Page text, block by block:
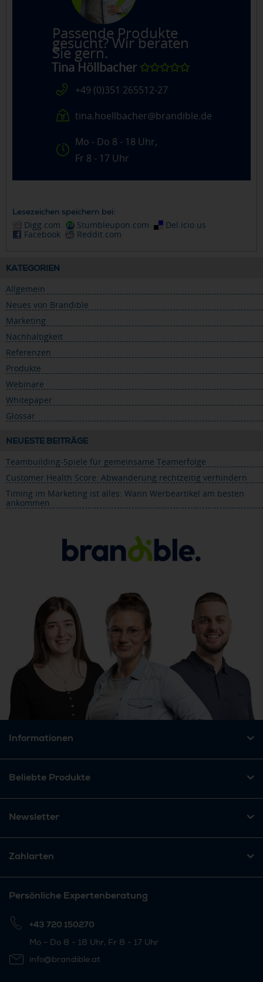
Passende Produkte
gesucht? Wir beraten
Sie gern.
Tina Höllbacher✩✩✩✩✩
+49 (0)351 265512-27
tina.hoellbacher@brandible.de
Mo - Do 8 - 18 Uhr,
Fr 8 - 17 Uhr
Lesezeichen speichern bei:
Digg.com Stumbleupon.com
Del.icio.us
Facebook
Reddit.com
KATEGORIEN
Allgemein
Neues von Brandible
Marketing
Nachhaltigkeit
Referenzen
Produkte
Webinare
Whitepaper
Glossar
NEUESTE BEITRÄGE
Teambuilding-Spiele für gemeinsame Teamerfolge
Customer Health Score: Abwanderung rechtzeitig verhindern
Timing im Marketing ist alles: Wann Werbeartikel am besten
ankommen
Informationen
Beliebte Produkte
Newsletter
Zahlarten
Persönliche Expertenberatung
+43 720 150270
Mo - Do 8 - 18 Uhr, Fr 8 - 17 Uhr
info@brandible.at